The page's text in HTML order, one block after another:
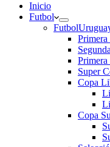
Inicio
Futbol
Futbol
Super
Copa
Copa